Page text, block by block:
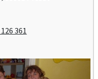
361